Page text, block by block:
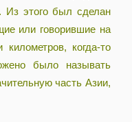
Из этого был сделан
или говорившие на
когда-то
было называть
часть Азии,